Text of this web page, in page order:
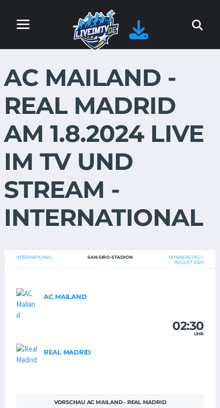
AC MAILAND -
REAL MADRID
AM 1.8.2024 LIVE
IM TV UND
STREAM -
INTERNATIONAL
INTERNATIONAL SAN-SIRO-STADION
DONNERSTAG, 1.
AUGUST 2024
AC MAILAND
02:30
UHR
REAL MADRID
VORSCHAU AC MAILAND - REAL MADRID